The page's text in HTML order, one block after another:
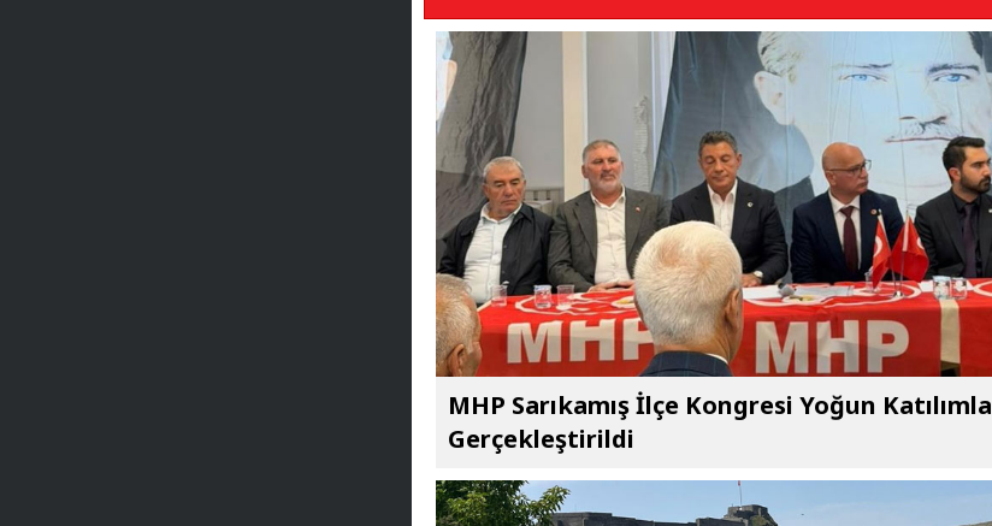
MHP Sarıkamış İlçe Kongresi Yoğun Katılımla
Gerçekleştirildi